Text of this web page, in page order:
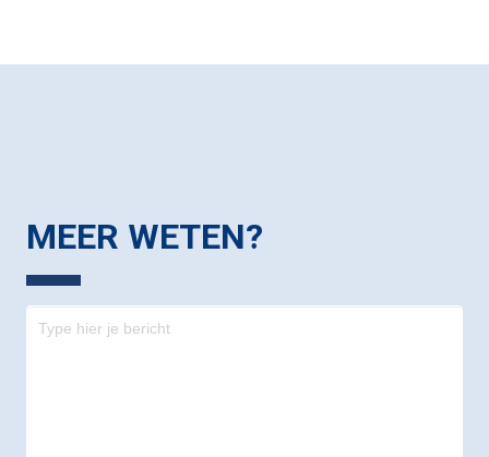
MEER WETEN?
Contact